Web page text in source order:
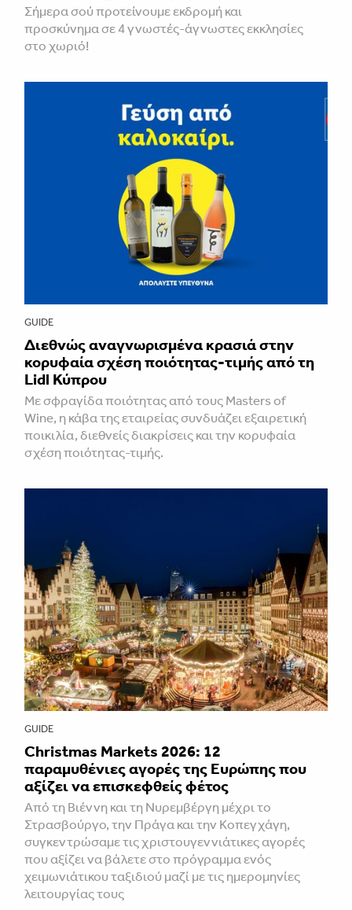
Σήμερα σού προτείνουμε εκδρομή και
προσκύνημα σε 4 γνωστές-άγνωστες εκκλησίες
στο χωριό!
GUIDE
Διεθνώς αναγνωρισμένα κρασιά στην
κορυφαία σχέση ποιότητας-τιμής από τη
Lidl Κύπρου
Με σφραγίδα ποιότητας από τους Masters of
Wine, η κάβα της εταιρείας συνδυάζει εξαιρετική
ποικιλία, διεθνείς διακρίσεις και την κορυφαία
σχέση ποιότητας-τιμής.
GUIDE
Christmas Markets 2026: 12
παραμυθένιες αγορές της Ευρώπης που
αξίζει να επισκεφθείς φέτος
Από τη Βιέννη και τη Νυρεμβέργη μέχρι το
Στρασβούργο, την Πράγα και την Κοπεγχάγη,
συγκεντρώσαμε τις χριστουγεννιάτικες αγορές
που αξίζει να βάλετε στο πρόγραμμα ενός
χειμωνιάτικου ταξιδιού μαζί με τις ημερομηνίες
λειτουργίας τους